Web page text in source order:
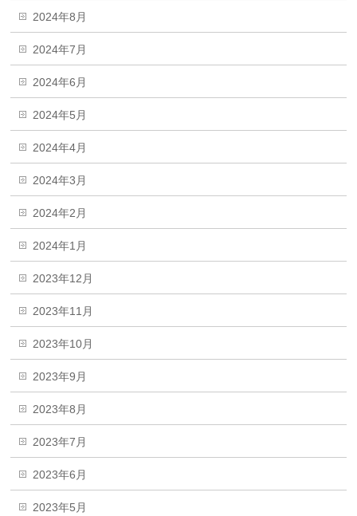
2024年8月
2024年7月
2024年6月
2024年5月
2024年4月
2024年3月
2024年2月
2024年1月
2023年12月
2023年11月
2023年10月
2023年9月
2023年8月
2023年7月
2023年6月
2023年5月